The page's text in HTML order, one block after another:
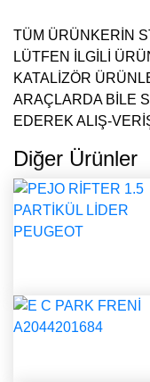
TÜM ÜRÜNKERİN
LÜTFEN İLGİLİ
KATALİZÖR
ARAÇLARDA BİLE
EDEREK ALIŞ-
Diğer Ürünler